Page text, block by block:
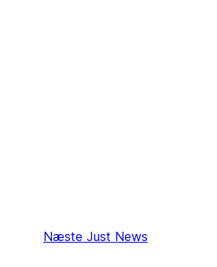
Næste Just News